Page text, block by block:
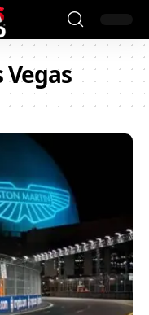
Vegas